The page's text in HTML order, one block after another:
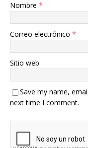
Nombre *
Correo electrónico *
Sitio web
Save my name,
next time I comment.